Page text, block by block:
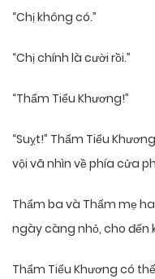
“Chị không có.”
“Chị chính là cười rồi.”
“Thẩm Tiểu Khương!”
“Suỵt!” Thẩm Tiểu
vội vã nhìn về phía cửa
Thẩm ba và Thẩm mẹ
ngày càng nhỏ, cho đến
Thẩm Tiểu Khương có